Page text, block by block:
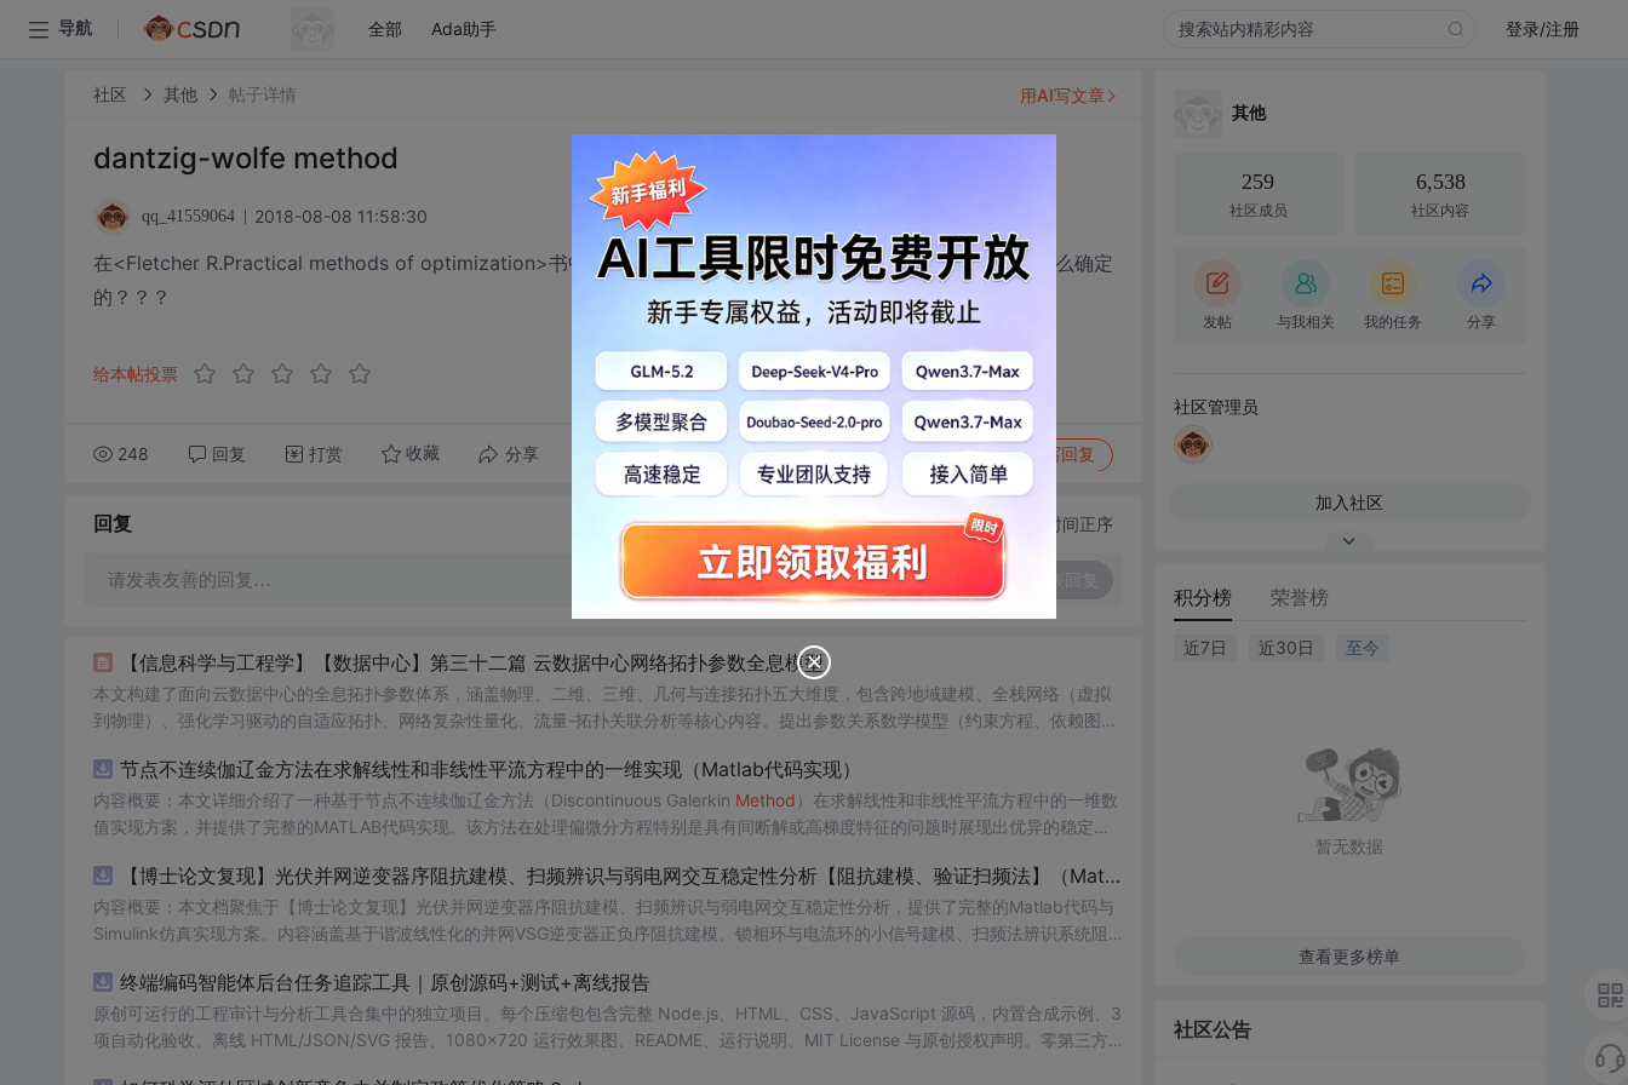
导航 全部 Ada助手 登录/注册
社区 其他 帖子详情
dantzig-wolfe method
qq_41559064 2018-08-08 11:58:30
在<Fletcher R.Practical methods of optimization>书中，P252页，dantzig-wolfe算法中关于离基与进基是怎么确定
的？？？
给本帖投票
248 回复 打赏 收藏 分享 转发到动态 举报 写回复
用AI写文章
回复 切换为时间正序
请发表友善的回复…
【信息科学与工程学】【数据中心】第三十二篇 云数据中心网络拓扑参数全息模型
本文构建了面向云数据中心的全息拓扑参数体系，涵盖物理、二维、三维、几何与连接拓扑五大维度，包含跨地域建模、全栈网络（虚拟
到物理）、强化学习驱动的自适应拓扑、网络复杂性量化、流量-拓扑关联分析等核心内容。提出参数关系数学模型（约束方程、依赖图、
准化、一致性约束与工程验证，支撑大规模云网络的科学设计与智能运维。
节点不连续伽辽金方法在求解线性和非线性平流方程中的一维实现（Matlab代码实现）
内容概要：本文详细介绍了一种基于节点不连续伽辽金方法（Discontinuous Galerkin Method ）在求解线性和非线性平流方程中的一维数
值实现方案，并提供了完整的MATLAB代码实现。该方法在处理偏微分方程特别是具有间断解或高梯度特征的问题时展现出优异的稳定性
AB环境中实现该数值方法，并辅以典型算例验证其有效性和可靠性。此外，文章还强调科研工作中“借力”与创新思维的重要性，鼓励研究
者在夯实理论基础的同时勇于探索新思路。; 适合人群：具备偏微分方程数值解法基础知识、熟悉MATLAB编程，从事计算数学、流体力
学、物理建模及相关领域的研究生、科研人员及工程技术开发者。; 使用场景及目标：① 学习并掌握节点不连续伽辽金方法的基本理论与
拟、守恒律方程求解等科研项目中的扩展与改进； 阅读建议：建议读者结合经典数值分析教材深入理解DG方法的数学背景，逐段调试并运
行所附MATLAB代码，通过调整初始条件、网格划分和时间步长等方式观察算法表现，从而深化对数值稳定性与计算精度之间平衡关系的
理解。
【博士论文复现】光伏并网逆变器序阻抗建模、扫频辨识与弱电网交互稳定性分析【阻抗建模、验证扫频法】（Matlab代码、Simulink仿真实现）
内容概要：本文档聚焦于【博士论文复现】光伏并网逆变器序阻抗建模、扫频辨识与弱电网交互稳定性分析，提供了完整的Matlab代码与
Simulink仿真实现方案。内容涵盖基于谐波线性化的并网VSG逆变器正负序阻抗建模、锁相环与电流环的小信号建模、扫频法辨识系统阻
助读者掌握新能源并网系统稳定性分析的核心技术与工程实现方法。; 适合人群：具备电力电子、自动控制理论基础，熟悉Matlab/Simulin
k环境，从事新能源发电、并网控制或电力系统稳定性研究的研究生、科研人员及工程师。; 使用场景及目标：① 复现博士论文中关于光
伏并网逆变器阻抗建模与稳定性分析的关键实验；② 学习并掌握扫频法（Frequency Scan）在实际系统中的应用技巧；③ 利用提供的
终端编码智能体后台任务追踪工具｜原创源码+测试+离线报告
原创可运行的工程审计与分析工具合集中的独立项目。每个压缩包包含完整 Node.js、HTML、CSS、JavaScript 源码，内置合成示例、3
项自动化验收、离线 HTML/JSON/SVG 报告、1080×720 运行效果图、README、运行说明、MIT License 与原创授权声明。零第三方
其他
259
社区成员
6,538
社区内容
发帖 与我相关 我的任务 分享
社区管理员
加入社区
积分榜 荣誉榜
近7日 近30日 至今
暂无数据
查看更多榜单
社区公告